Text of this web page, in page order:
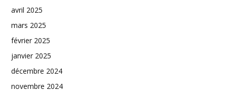
avril 2025
mars 2025
février 2025
janvier 2025
décembre 2024
novembre 2024